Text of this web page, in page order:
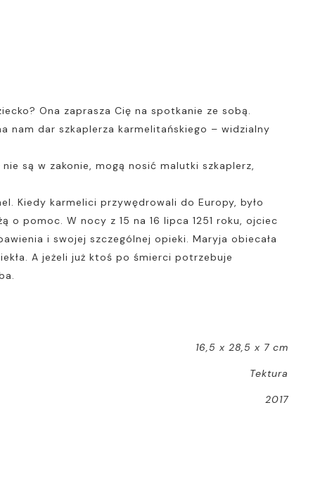
Ona zaprasza Cię na spotkanie ze sobą.
nam dar szkaplerza karmelitańskiego – widzialny
są w zakonie, mogą nosić malutki szkaplerz,
Kiedy karmelici przywędrowali do Europy, było
pomoc. W nocy z 15 na 16 lipca 1251 roku, ojciec
i swojej szczególnej opieki. Maryja obiecała
A jeżeli już ktoś po śmierci potrzebuje
16,5 x 28,5 x 7 cm
Tektura
2017